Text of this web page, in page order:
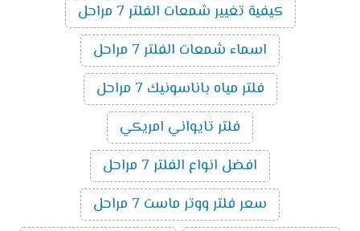
كيفية تغيير شمعات الفلتر 7 مراحل
اسماء شمعات الفلتر 7 مراحل
فلتر مياه باناسونيك 7 مراحل
فلتر تايواني امريكي
افضل انواع الفلتر 7 مراحل
سعر فلتر ووتر ماست 7 مراحل